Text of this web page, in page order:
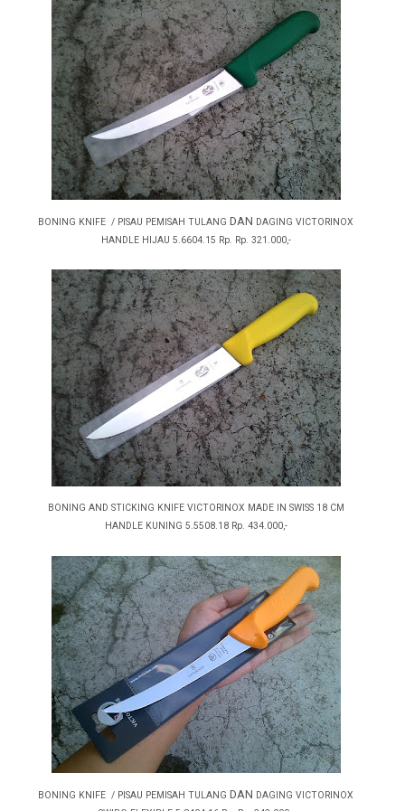
BONING KNIFE / PISAU PEMISAH TULANG DAN DAGING VICTORINOX
HANDLE HIJAU 5.6604.15 Rp. Rp. 321.000,-
BONING AND STICKING KNIFE VICTORINOX MADE IN SWISS 18 CM
HANDLE KUNING 5.5508.18 Rp. 434.000,-
BONING KNIFE / PISAU PEMISAH TULANG DAN DAGING VICTORINOX